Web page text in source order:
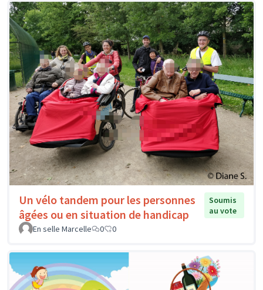
Un vélo tandem pour les personnes
âgées ou en situation de handicap
Soumis
au vote
En selle Marcelle
0 0